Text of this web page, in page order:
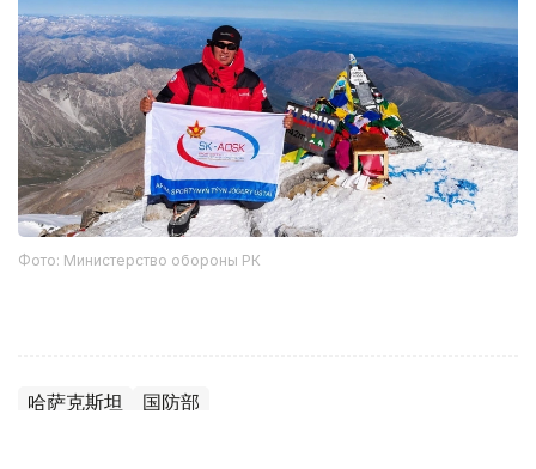
Фото: Министерство обороны РК
哈萨克斯坦 国防部